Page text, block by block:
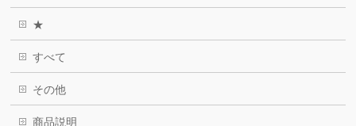
★
すべて
その他
商品説明